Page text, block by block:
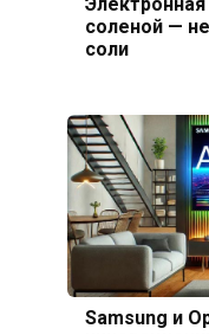
соленой —
соли
Samsung и